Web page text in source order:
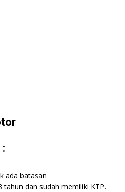
ada batasan
tahun dan sudah memiliki KTP.